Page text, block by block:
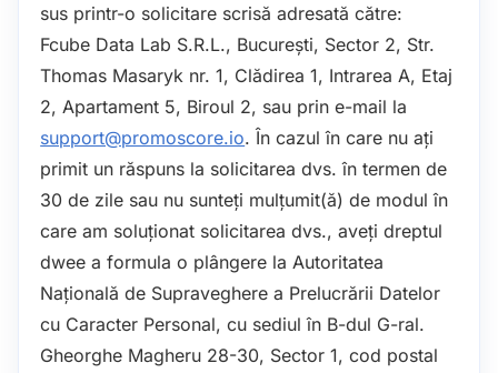
sus printr-o solicitare scrisă adresată către:
Fcube Data Lab S.R.L., București, Sector 2, Str.
Thomas Masaryk nr. 1, Clădirea 1, Intrarea A, Etaj
2, Apartament 5, Biroul 2, sau prin e-mail la
support@promoscore.io. În cazul în care nu ați
primit un răspuns la solicitarea dvs. în termen de
30 de zile sau nu sunteți mulțumit(ă) de modul în
care am soluționat solicitarea dvs., aveți dreptul
dwee a formula o plângere la Autoritatea
Națională de Supraveghere a Prelucrării Datelor
cu Caracter Personal, cu sediul în B-dul G-ral.
Gheorghe Magheru 28-30, Sector 1, cod postal